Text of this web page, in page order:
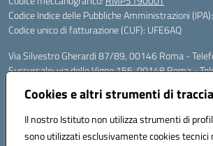
Cookies e altri strumenti di
Il nostro Istituto non utilizza strumenti di
sono utilizzati esclusivamente cookies tecnici
Codice Indice delle Pubbliche Amministrazioni
Codice unico di fatturazione (CUF): UFE6AQ
Via Silvestro Gherardi 87/89, 00146 Roma -
Succursale: via delle Vigne 156, 00148 Roma -
Mail: rmps19000t@istruzione.it - PEC:
Per contatti con il Dirigente Scolastico, utilizzare